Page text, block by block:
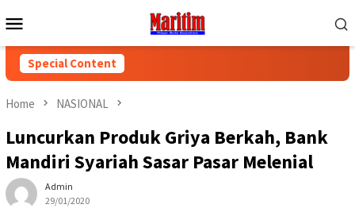
to
Menu
Special Content
Home NASIONAL
Luncurkan Produk Griya Berkah, Bank
Mandiri Syariah Sasar Pasar Melenial
Admin
29/01/2020